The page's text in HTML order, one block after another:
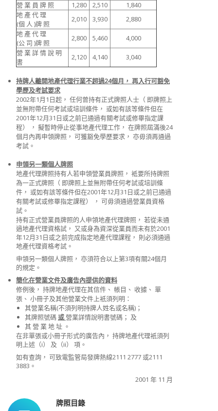
營 業 員 牌 照
1,280 2,510
1,840
地 產 代 理
(個 人 )牌 照
2,010 3,930
2,880
地 產 代 理
(公 司 )牌 照
2,800 5,460
4,000
營 業 詳 情 說 明
書
2,120 4,140 3,040
持牌人離開地產代理行業不超過24個月， 再入行可豁免
學歷及考試要求
2002年1月1日起， 任何曾持有正式牌照人士（ 即牌照上
並無附帶任何考試或培訓條件， 或如有該等條件但在
2001年12月31日或之前已通過有關考試或修畢指定課
程） ， 擬暫時停止從事地產代理工作， 在牌照屆滿後24
個月內再申領牌照， 可獲豁免學歷要求， 亦毋須再通過
考試。
申領另一類個人牌照
地產代理牌照持有人若申領營業員牌照， 袛要所持牌照
為一正式牌照（ 即牌照上並無附帶任何考試或培訓條
件， 或如有該等條件但在2001年12月31日或之前已通過
有關考試或修畢指定課程） ， 可毋須通過營業員資格
試。
持有正式營業員牌照的人申領地產代理牌照， 若從未通
過地產代理資格試， 又或身為資深從業員而未有於2001
年12月31日或之前完成指定地產代理課程， 則必須通過
地產代理資格考試。
申領另一類個人牌照， 亦須符合以上第3項有關24個月
的規定。
簡化在營業文件及廣告內提供的資料
修例後， 持牌地產代理在其信件、 帳目、 收據、 單
張、 小冊子及其他營業文件上衹須列明：
其營業名稱(不須列明持牌人姓名或名稱)；
其牌照號碼 或 營業詳情說明書號碼； 及
其 營 業 地 址 。
在非單張或小冊子形式的廣告內， 持牌地產代理衹須列
明上述（i） 及（ii） 項。
如有查詢， 可致電監管局發牌熱線2111 2777 或2111
3883。
2001 年 11 月
牌照目錄